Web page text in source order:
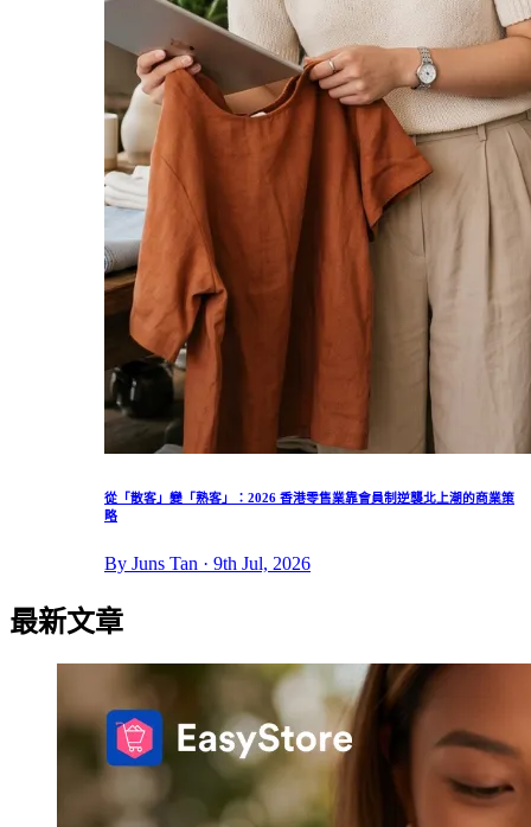
從「散客」變「熟客」：2026 香港零售業靠會員制逆襲北上潮的商業策
略
By Juns Tan · 9th Jul, 2026
最新文章